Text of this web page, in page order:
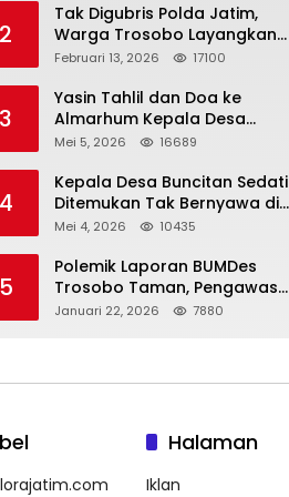
2
Tak Digubris Polda Jatim,
Warga Trosobo Layangkan
Dumas Dugaan Korupsi
Kapolri
Februari 13, 2026 17100
3
Yasin Tahlil dan Doa ke
Almarhum Kepala Desa
Buncitan Digelar Dua Lokasi
Mei 5, 2026 16689
4
Kepala Desa Buncitan Sedati
Ditemukan Tak Bernyawa di
Ruang Kerja, Dugaan Bunuh
Mei 4, 2026 10435
5
Polemik Laporan BUMDes
Trosobo Taman, Pengawas
Walk Out dan Sebut
Januari 22, 2026 7880
Halaman
Iklan